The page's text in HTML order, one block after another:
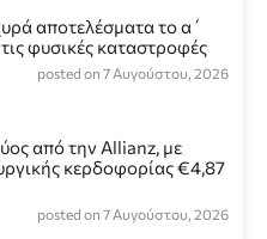
αποτελέσματα το α΄
φυσικές καταστροφές
posted on 7 Αυγούστου, 2026
από την Allianz, με
κερδοφορίας €4,87
posted on 7 Αυγούστου, 2026